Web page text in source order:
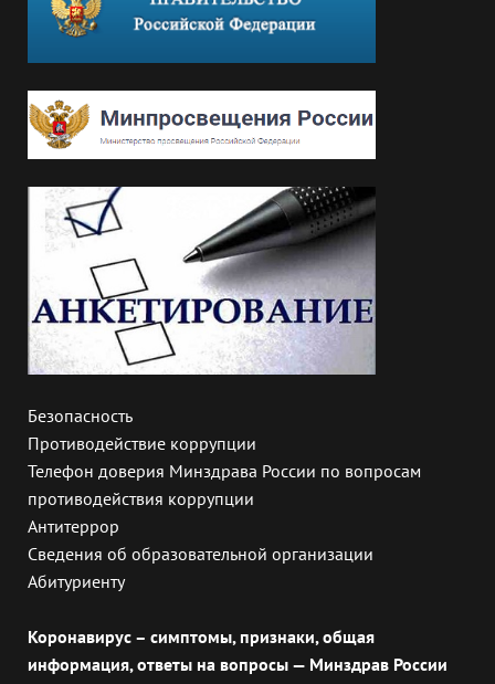
Безопасность
Противодействие коррупции
Телефон доверия Минздрава России по вопросам
противодействия коррупции
Антитеррор
Сведения об образовательной организации
Абитуриенту
Коронавирус – симптомы, признаки, общая
информация, ответы на вопросы — Минздрав России